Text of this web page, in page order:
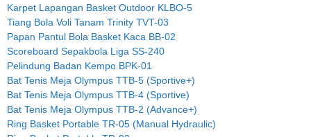
Karpet Lapangan Basket Outdoor KLBO-5
Tiang Bola Voli Tanam Trinity TVT-03
Papan Pantul Bola Basket Kaca BB-02
Scoreboard Sepakbola Liga SS-240
Pelindung Badan Kempo BPK-01
Bat Tenis Meja Olympus TTB-5 (Sportive+)
Bat Tenis Meja Olympus TTB-4 (Sportive)
Bat Tenis Meja Olympus TTB-2 (Advance+)
Ring Basket Portable TR-05 (Manual Hydraulic)